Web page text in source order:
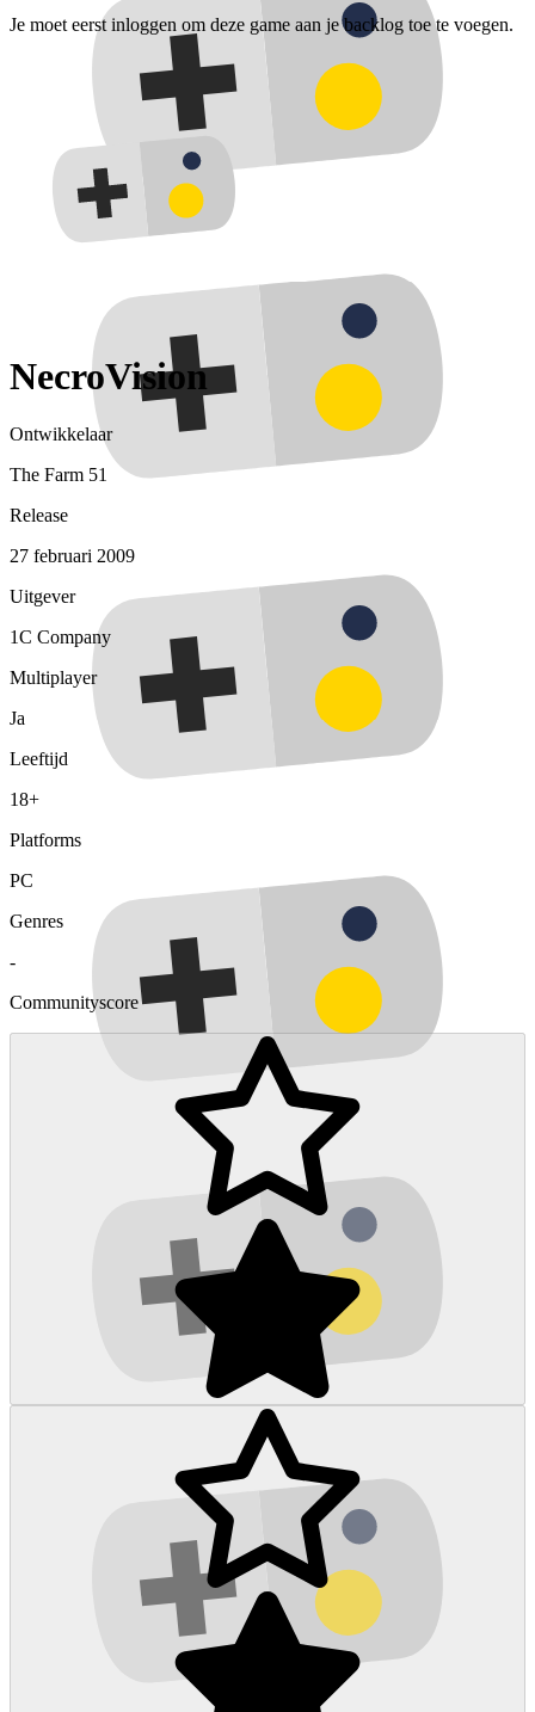
Je moet eerst inloggen om deze game aan je backlog toe te voegen.
NecroVision
Ontwikkelaar
The Farm 51
Release
27 februari 2009
Uitgever
1C Company
Multiplayer
Ja
Leeftijd
18+
Platforms
PC
Genres
-
Communityscore